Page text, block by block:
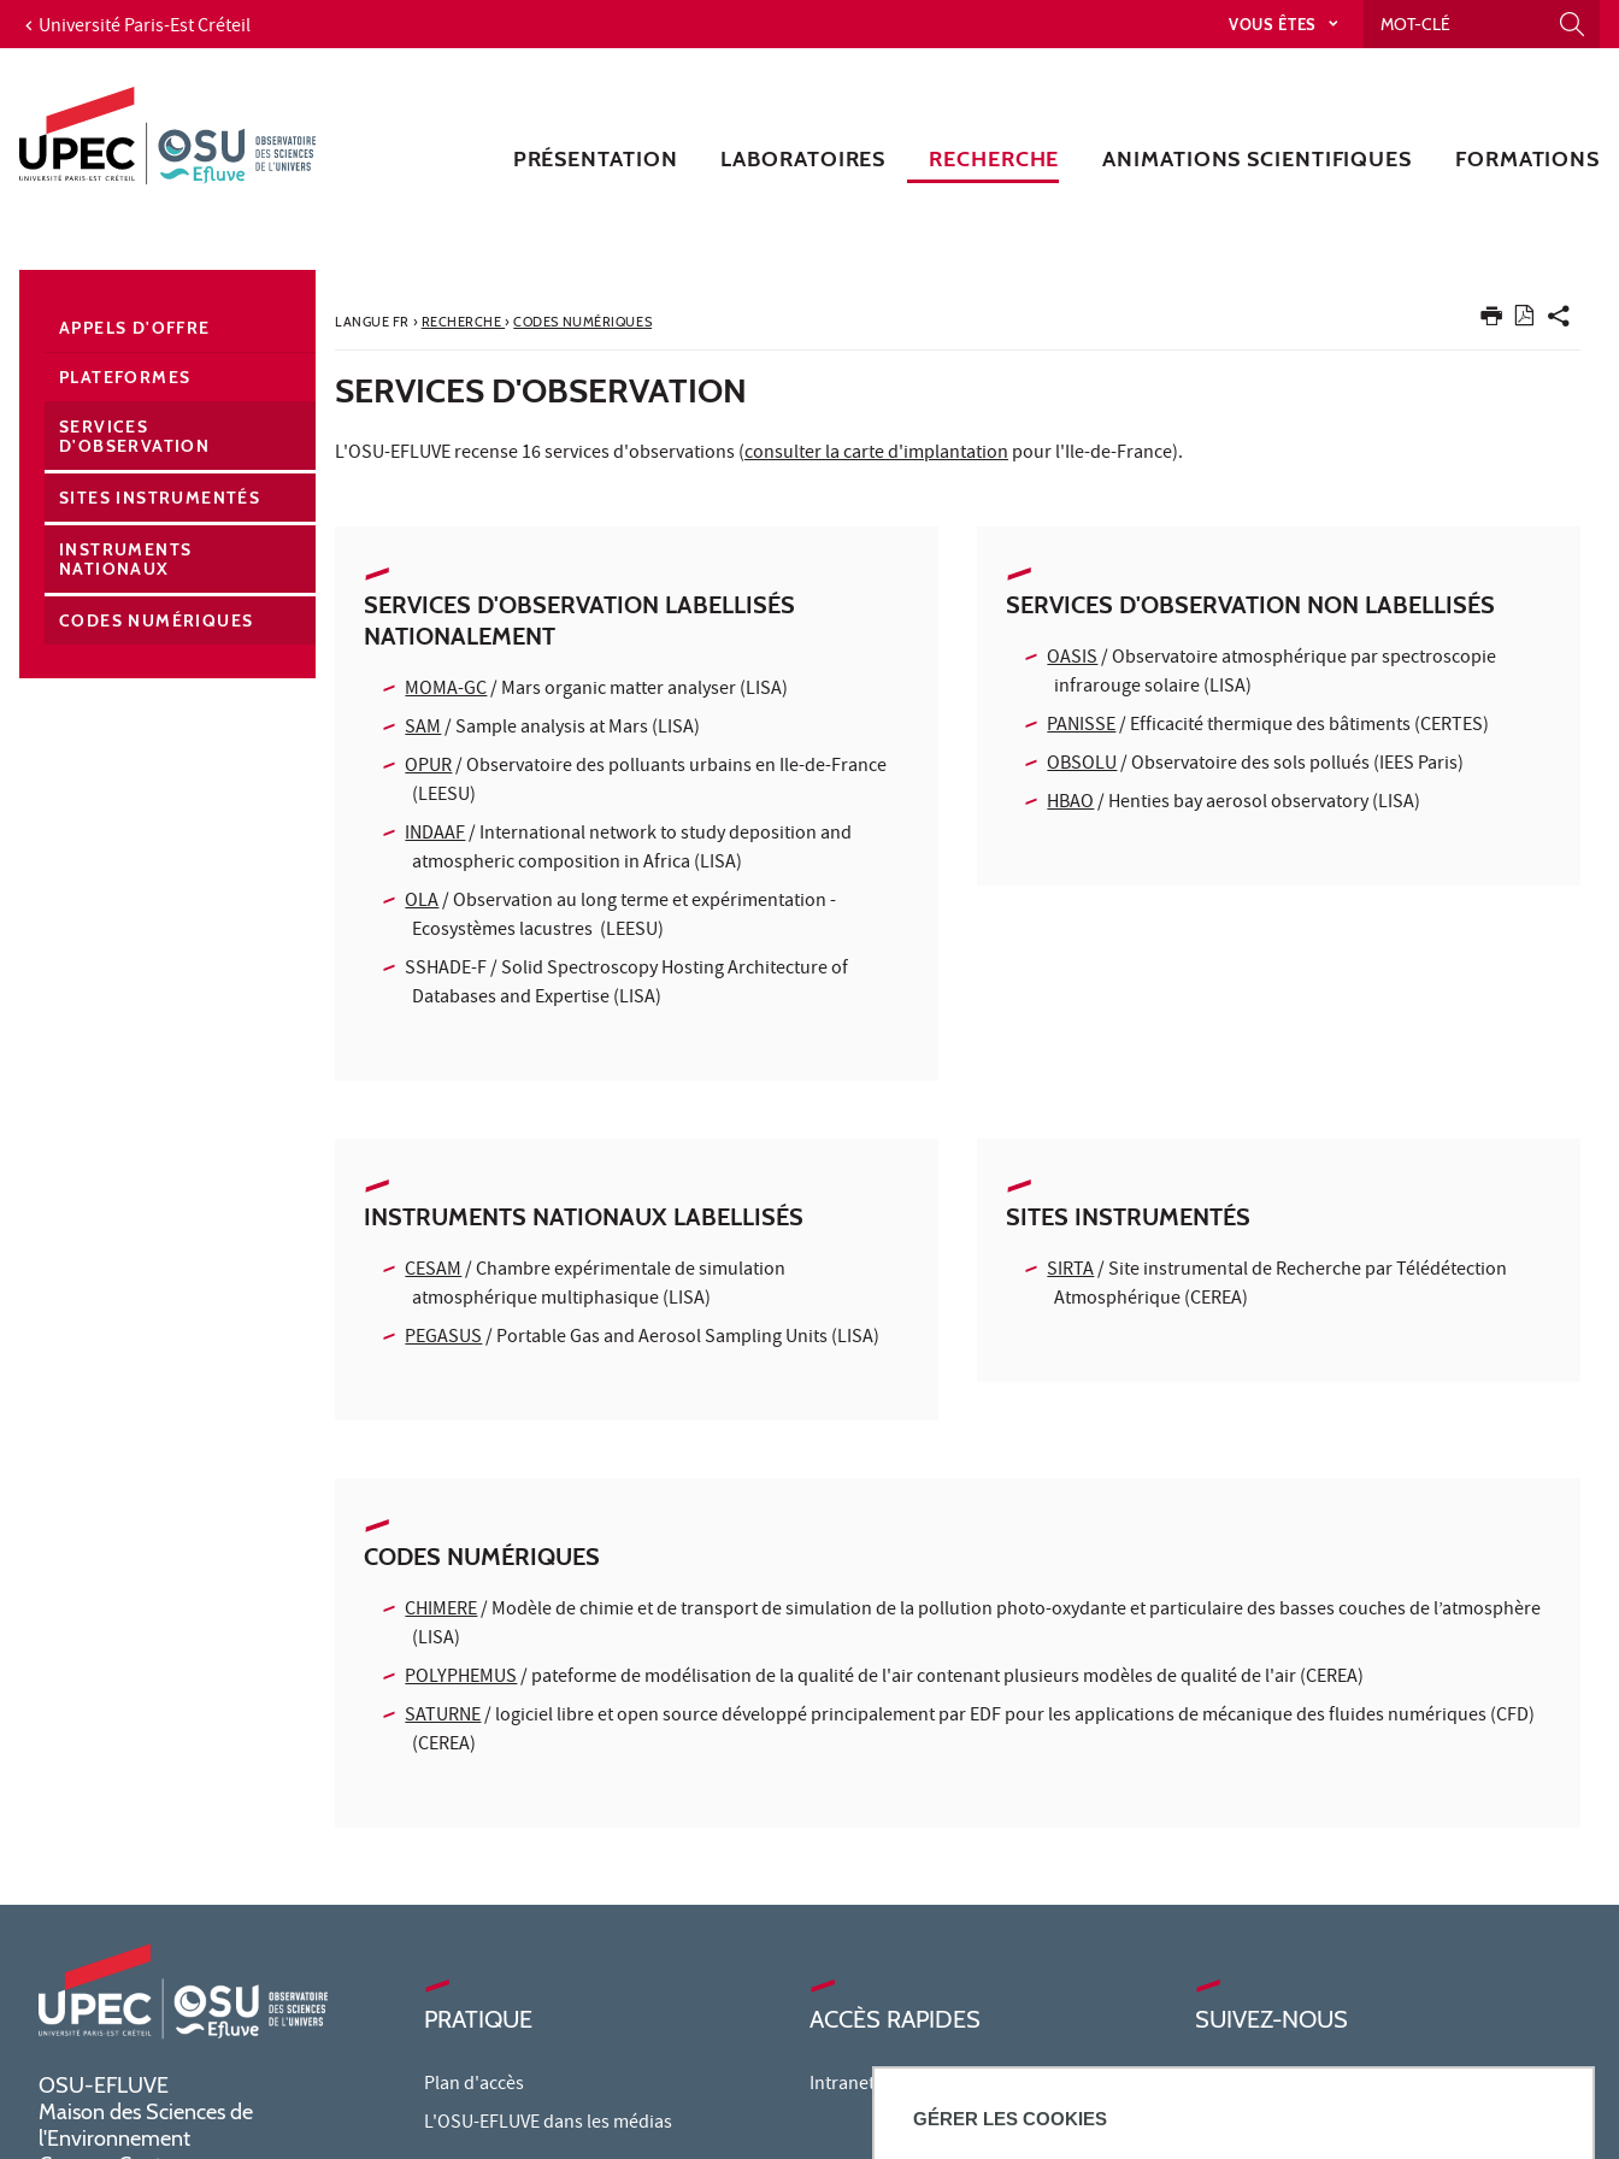
GÉRER LES COOKIES
Aller au contenu
Accès directs
Recherche
Navigation secondaire
Université Paris-Est Créteil VOUS ÊTES
PRÉSENTATION LABORATOIRES RECHERCHE ANIMATIONS SCIENTIFIQUES FORMATIONS
LANGUE FR › RECHERCHE› CODES NUMÉRIQUES
SERVICES D'OBSERVATION
L'OSU-EFLUVE recense 16 services d'observations (consulter la carte d'implantationpour l'Ile-de-France).
SERVICES D'OBSERVATION LABELLISÉS
NATIONALEMENT
MOMA-GC/ Mars organic matter analyser (LISA)
SAM/ Sample analysis at Mars (LISA)
OPUR/ Observatoire des polluants urbains en Ile-de-France
(LEESU)
INDAAF/ International network to study deposition and
atmospheric composition in Africa (LISA)
OLA/ Observation au long terme et expérimentation -
Ecosystèmes lacustres (LEESU)
SSHADE-F / Solid Spectroscopy Hosting Architecture of
Databases and Expertise (LISA)
SERVICES D'OBSERVATION NON LABELLISÉS
OASIS/ Observatoire atmosphérique par spectroscopie
infrarouge solaire (LISA)
PANISSE/ Efficacité thermique des bâtiments (CERTES)
OBSOLU/ Observatoire des sols pollués (IEES Paris)
HBAO/ Henties bay aerosol observatory (LISA)
INSTRUMENTS NATIONAUX LABELLISÉS
CESAM/ Chambre expérimentale de simulation
atmosphérique multiphasique (LISA)
PEGASUS/ Portable Gas and Aerosol Sampling Units (LISA)
SITES INSTRUMENTÉS
SIRTA/ Site instrumental de Recherche par Télédétection
Atmosphérique (CEREA)
CODES NUMÉRIQUES
CHIMERE/ Modèle de chimie et de transport de simulation de la pollution photo-oxydante et particulaire des basses couches de l’atmosphère
(LISA)
POLYPHEMUS/ pateforme de modélisation de la qualité de l'air contenant plusieurs modèles de qualité de l'air (CEREA)
SATURNE/ logiciel libre et open source développé principalement par EDF pour les applications de mécanique des fluides numériques (CFD)
(CEREA)
APPELS D'OFFRE
PLATEFORMES
SERVICES
D'OBSERVATION
SITES INSTRUMENTÉS
INSTRUMENTS
NATIONAUX
CODES NUMÉRIQUES
OSU-EFLUVE
Maison des Sciences de
l'Environnement
PRATIQUE
Plan d'accès
L'OSU-EFLUVE dans les médias
ACCÈS RAPIDES
Intranet des personnels
SUIVEZ-NOUS